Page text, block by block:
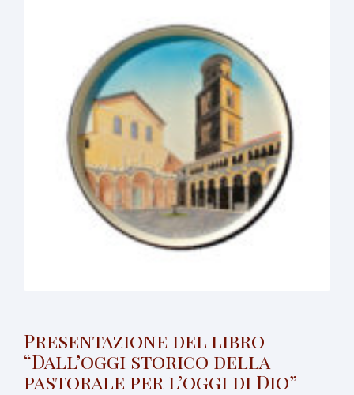
Presentazione del libro
“Dall’oggi storico della
pastorale per l’oggi di Dio”